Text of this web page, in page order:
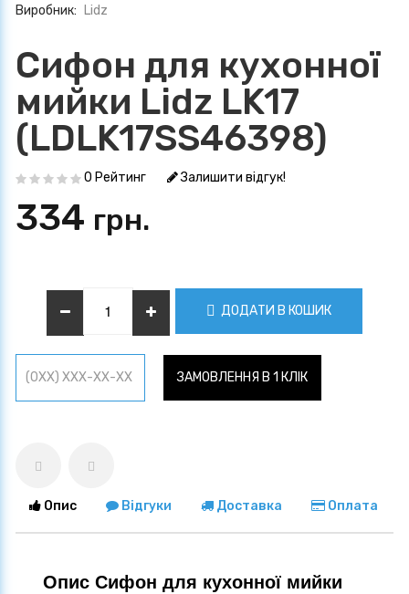
Виробник:
Lidz
Сифон для кухонної
мийки Lidz LK17
(LDLK17SS46398)
0 Рейтинг Залишити відгук!
334 грн.
ДОДАТИ В КОШИК
ЗАМОВЛЕННЯ В 1 КЛІК
Опис Відгуки Доставка Оплата
Опис Сифон для кухонної мийки